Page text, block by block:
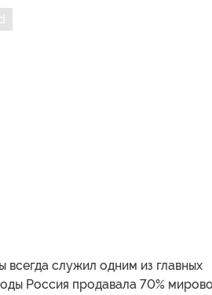
служил одним из главных
Россия продавала 70%